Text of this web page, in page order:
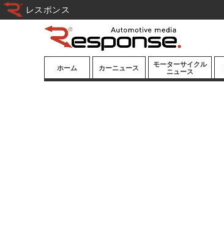
ホーム カーニュース
モーターサイクル
ニュース
レスポンス